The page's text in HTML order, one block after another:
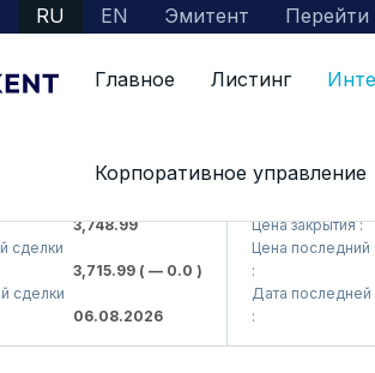
RU EN Эмитент Перейти
Главное Листинг
Корпоративное управление
3,748.99
3,715.99( — 0.0 )
06.08.2026
Цена закрытия :
Цена последний
Дата последней